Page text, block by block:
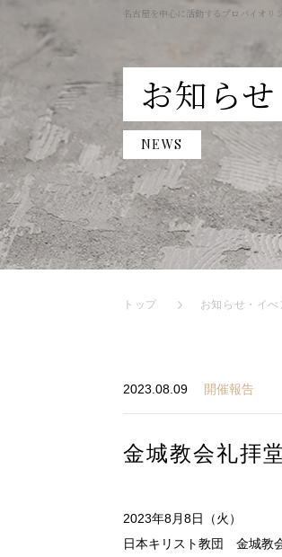
名古屋を中心に活動するプロバイオリ
お知ら
NEWS
トップ お知らせ・イべ
2023.08.09 開催報告
金城教会礼拝
2023年8月8日（火）
日本キリスト教団 金城教